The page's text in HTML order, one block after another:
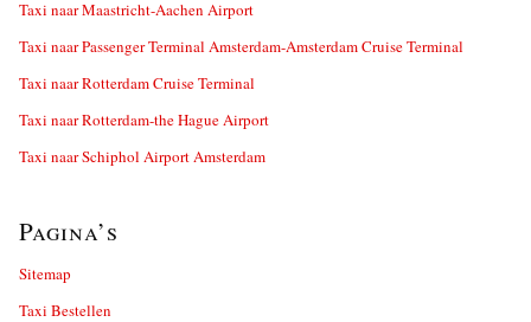
Taxi naar Maastricht-Aachen Airport
Taxi naar Passenger Terminal Amsterdam-Amsterdam Cruise Terminal
Taxi naar Rotterdam Cruise Terminal
Taxi naar Rotterdam-the Hague Airport
Taxi naar Schiphol Airport Amsterdam
Pagina’s
Sitemap
Taxi Bestellen